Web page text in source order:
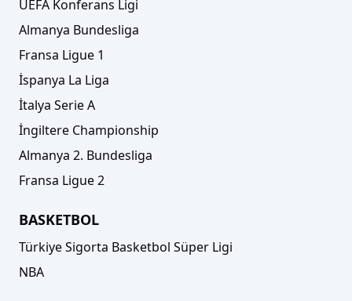
UEFA Konferans Ligi
Almanya Bundesliga
Fransa Ligue 1
İspanya La Liga
İtalya Serie A
İngiltere Championship
Almanya 2. Bundesliga
Fransa Ligue 2
BASKETBOL
Türkiye Sigorta Basketbol Süper Ligi
NBA